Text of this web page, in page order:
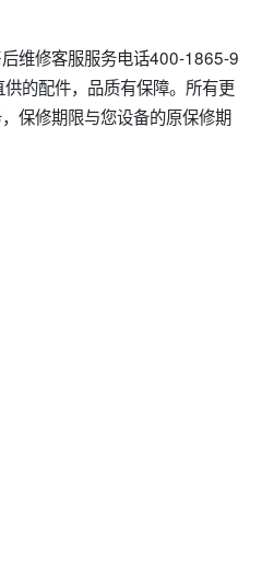
维修客服服务电话400-1865-9
的配件，品质有保障。所有更
保修期限与您设备的原保修期